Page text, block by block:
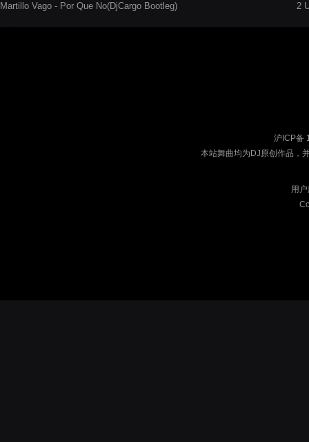
Martillo Vago - Por Que No(DjCargo Bootleg) 2
沪ICP备
本站舞曲均为DJ原创作品，
用